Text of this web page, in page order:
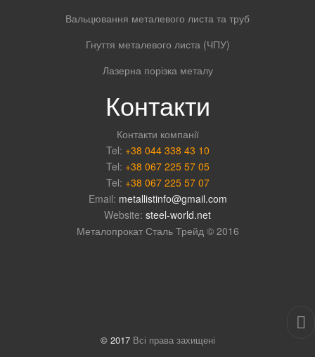
Вальцювання металевого листа та труб
Гнуття металевого листа (ЧПУ)
Лазерна порізка металу
Контакти
Контакти компанії
Tel: +38 044 338 43 10
Tel: +38 067 225 57 05
Tel: +38 067 225 57 07
Email: metallistinfo@gmail.com
Website: steel-world.net
Металопрокат Сталь Трейд © 2016
© 2017Всі права захищені